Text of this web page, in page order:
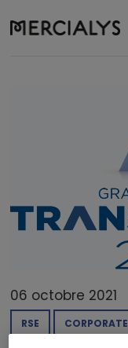
06 octobre 2021
RSE CORPORATE